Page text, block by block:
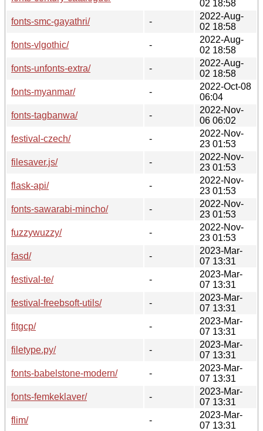
02 18:58
fonts-smc-gayathri/
-
2022-Aug-
02 18:58
fonts-vlgothic/
-
2022-Aug-
02 18:58
fonts-unfonts-extra/
-
2022-Aug-
02 18:58
fonts-myanmar/
-
2022-Oct-08
06:04
fonts-tagbanwa/
-
2022-Nov-
06 06:02
festival-czech/
-
2022-Nov-
23 01:53
filesaver.js/
-
2022-Nov-
23 01:53
flask-api/
-
2022-Nov-
23 01:53
fonts-sawarabi-mincho/
-
2022-Nov-
23 01:53
fuzzywuzzy/
-
2022-Nov-
23 01:53
fasd/
-
2023-Mar-
07 13:31
festival-te/
-
2023-Mar-
07 13:31
festival-freebsoft-utils/
-
2023-Mar-
07 13:31
fitgcp/
-
2023-Mar-
07 13:31
filetype.py/
-
2023-Mar-
07 13:31
fonts-babelstone-modern/
-
2023-Mar-
07 13:31
fonts-femkeklaver/
-
2023-Mar-
07 13:31
flim/
-
2023-Mar-
07 13:31